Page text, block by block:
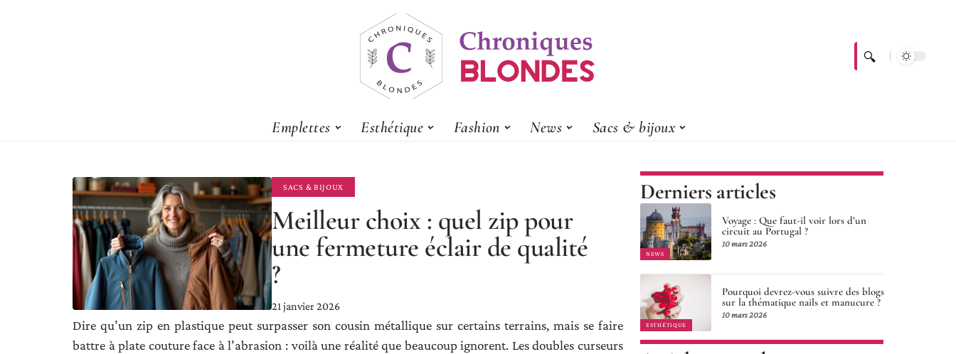
Emplettes Esthétique Fashion News Sacs & bijoux
SACS & BIJOUX
Meilleur choix : quel zip pour
une fermeture éclair de qualité
?
21 janvier 2026
Dire qu’un zip en plastique peut surpasser son cousin métallique sur certains terrains, mais se faire
battre à plate couture face à l’abrasion : voilà une réalité que beaucoup ignorent. Les doubles curseurs
Derniers articles
NEWS
Voyage : Que faut-il voir lors d’un
circuit au Portugal ?
10 mars 2026
ESTHÉTIQUE
Pourquoi devrez-vous suivre des blogs
sur la thématique nails et manucure ?
10 mars 2026